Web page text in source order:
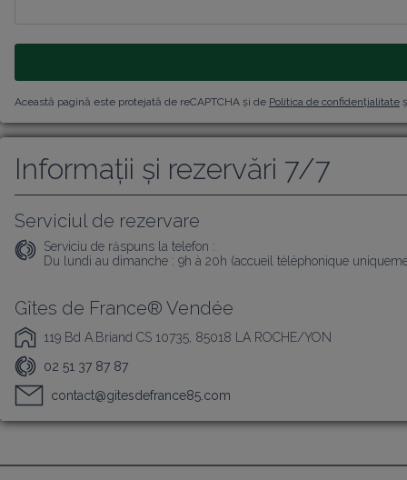
Această pagină este protejată de reCAPTCHA și de Politica de confidențialitate
Informații și rezervări 7/7
Serviciul de rezervare
Serviciu de răspuns la telefon :
Du lundi au dimanche : 9h à 20h (accueil téléphonique
Gîtes de France® Vendée
119 Bd A.Briand CS 10735, 85018 LA ROCHE/YON
02 51 37 87 87
contact@gitesdefrance85.com